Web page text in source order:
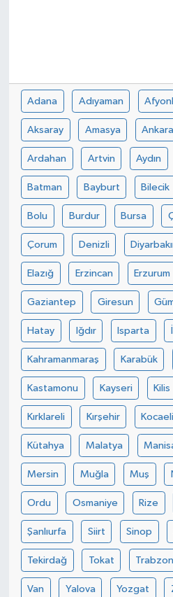
Adana Adıyaman
Aksaray Amasya Ankara
Ardahan Artvin Aydın
Batman Bayburt Bilecik
Bolu Burdur Bursa
Çorum Denizli
Elazığ Erzincan Erzurum
Gaziantep Giresun
Hatay Iğdır Isparta
Kahramanmaraş Karabük
Kastamonu Kayseri Kilis
Kırklareli Kırşehir Kocaeli
Kütahya Malatya
Mersin Muğla Muş
Ordu Osmaniye Rize
Şanlıurfa Siirt Sinop
Tekirdağ Tokat Trabzon
Van Yalova Yozgat